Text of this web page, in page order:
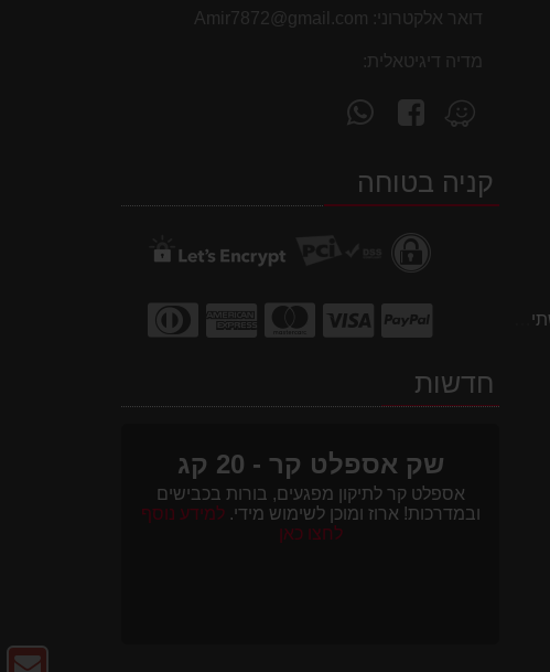
דואר אלקטרוני: Amir7872@gmail.com
מדיה דיגיטאלית:
מצא
אותנו
Waze
עקוב
אחרינו
facebookקניה בטוחה
חדשות
שק אספלט קר - 20 קג
אספלט קר לתיקון מפגעים, בורות בכבישים
ובמדרכות! ארוז ומוכן לשימוש מידי.למידע נוסף
לחצו כאן